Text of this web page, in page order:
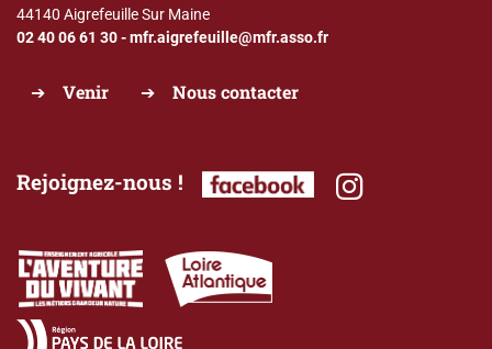
44140 Aigrefeuille Sur Maine
02 40 06 61 30-mfr.aigrefeuille@mfr.asso.fr
Venir Nous contacter
Rejoignez-nous !